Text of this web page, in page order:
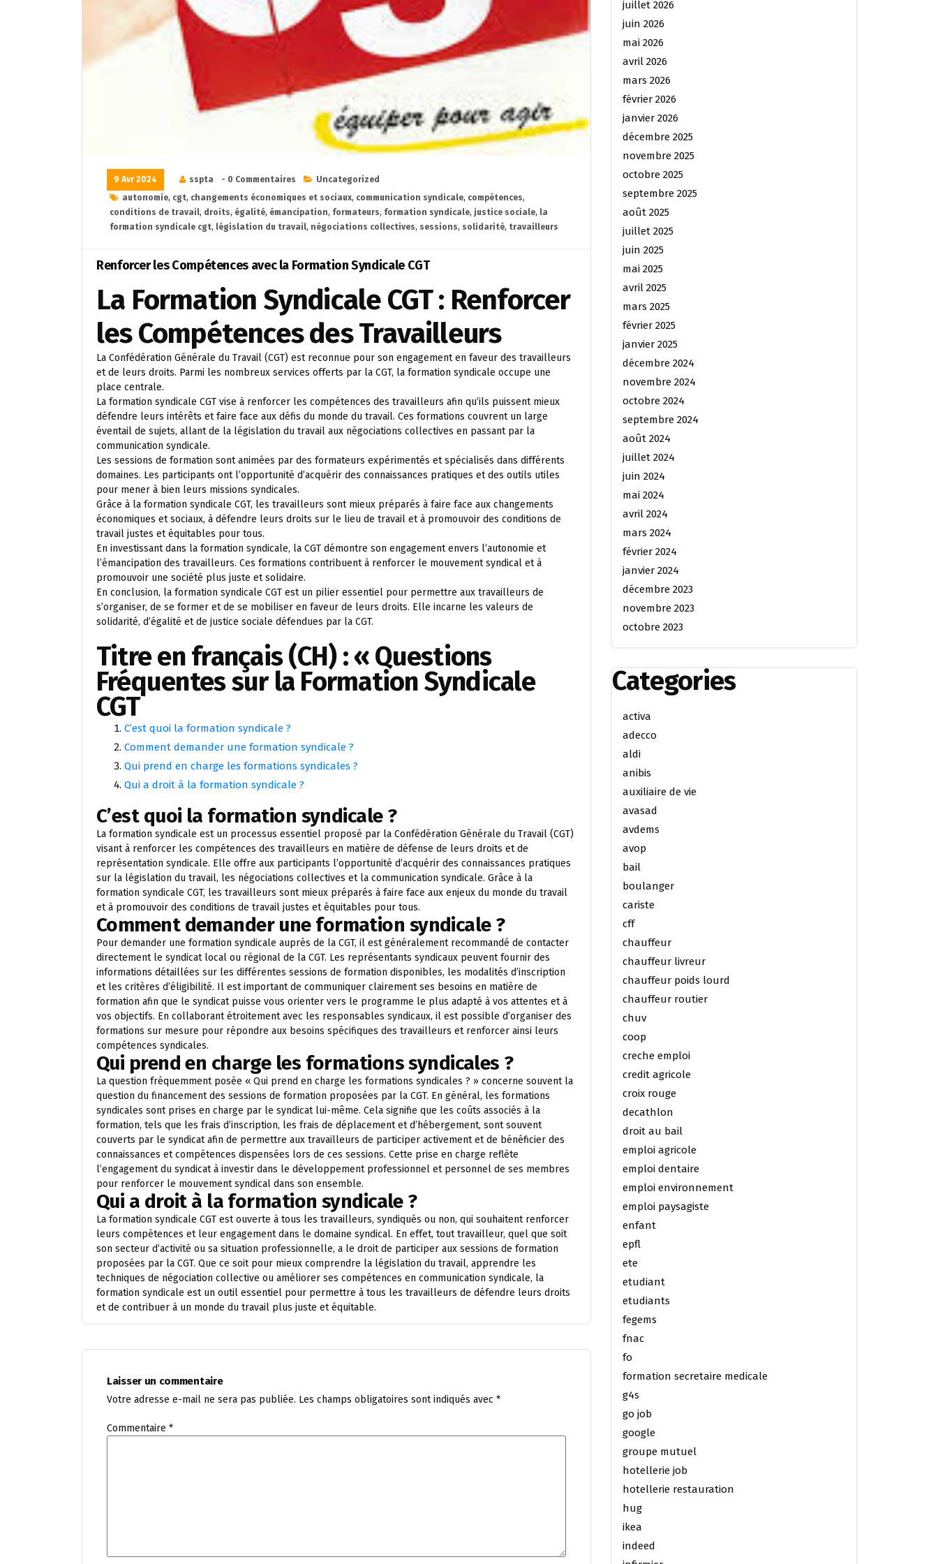
9 Avr 2024 sspta - 0 Commentaires
Uncategorized
autonomie, cgt, changements économiques et sociaux, communication syndicale, compétences,
conditions de travail, droits, égalité, émancipation, formateurs, formation syndicale, justice sociale, la
formation syndicale cgt, législation du travail, négociations collectives, sessions, solidarité, travailleurs
Renforcer les Compétences avec la Formation Syndicale CGT
La Formation Syndicale CGT : Renforcer
les Compétences des Travailleurs
La Confédération Générale du Travail (CGT) est reconnue pour son engagement en faveur des travailleurs
et de leurs droits. Parmi les nombreux services offerts par la CGT, la formation syndicale occupe une
place centrale.
La formation syndicale CGT vise à renforcer les compétences des travailleurs afin qu’ils puissent mieux
défendre leurs intérêts et faire face aux défis du monde du travail. Ces formations couvrent un large
éventail de sujets, allant de la législation du travail aux négociations collectives en passant par la
communication syndicale.
Les sessions de formation sont animées par des formateurs expérimentés et spécialisés dans différents
domaines. Les participants ont l’opportunité d’acquérir des connaissances pratiques et des outils utiles
pour mener à bien leurs missions syndicales.
Grâce à la formation syndicale CGT, les travailleurs sont mieux préparés à faire face aux changements
économiques et sociaux, à défendre leurs droits sur le lieu de travail et à promouvoir des conditions de
travail justes et équitables pour tous.
En investissant dans la formation syndicale, la CGT démontre son engagement envers l’autonomie et
l’émancipation des travailleurs. Ces formations contribuent à renforcer le mouvement syndical et à
promouvoir une société plus juste et solidaire.
En conclusion, la formation syndicale CGT est un pilier essentiel pour permettre aux travailleurs de
s’organiser, de se former et de se mobiliser en faveur de leurs droits. Elle incarne les valeurs de
solidarité, d’égalité et de justice sociale défendues par la CGT.
Titre en français (CH) : « Questions
Fréquentes sur la Formation Syndicale
CGT
C’est quoi la formation syndicale ?
Comment demander une formation syndicale ?
Qui prend en charge les formations syndicales ?
Qui a droit à la formation syndicale ?
C’est quoi la formation syndicale ?
La formation syndicale est un processus essentiel proposé par la Confédération Générale du Travail (CGT)
visant à renforcer les compétences des travailleurs en matière de défense de leurs droits et de
représentation syndicale. Elle offre aux participants l’opportunité d’acquérir des connaissances pratiques
sur la législation du travail, les négociations collectives et la communication syndicale. Grâce à la
formation syndicale CGT, les travailleurs sont mieux préparés à faire face aux enjeux du monde du travail
et à promouvoir des conditions de travail justes et équitables pour tous.
Comment demander une formation syndicale ?
Pour demander une formation syndicale auprès de la CGT, il est généralement recommandé de contacter
directement le syndicat local ou régional de la CGT. Les représentants syndicaux peuvent fournir des
informations détaillées sur les différentes sessions de formation disponibles, les modalités d’inscription
et les critères d’éligibilité. Il est important de communiquer clairement ses besoins en matière de
formation afin que le syndicat puisse vous orienter vers le programme le plus adapté à vos attentes et à
vos objectifs. En collaborant étroitement avec les responsables syndicaux, il est possible d’organiser des
formations sur mesure pour répondre aux besoins spécifiques des travailleurs et renforcer ainsi leurs
compétences syndicales.
Qui prend en charge les formations syndicales ?
La question fréquemment posée « Qui prend en charge les formations syndicales ? » concerne souvent la
question du financement des sessions de formation proposées par la CGT. En général, les formations
syndicales sont prises en charge par le syndicat lui-même. Cela signifie que les coûts associés à la
formation, tels que les frais d’inscription, les frais de déplacement et d’hébergement, sont souvent
couverts par le syndicat afin de permettre aux travailleurs de participer activement et de bénéficier des
connaissances et compétences dispensées lors de ces sessions. Cette prise en charge reflète
l’engagement du syndicat à investir dans le développement professionnel et personnel de ses membres
pour renforcer le mouvement syndical dans son ensemble.
Qui a droit à la formation syndicale ?
La formation syndicale CGT est ouverte à tous les travailleurs, syndiqués ou non, qui souhaitent renforcer
leurs compétences et leur engagement dans le domaine syndical. En effet, tout travailleur, quel que soit
son secteur d’activité ou sa situation professionnelle, a le droit de participer aux sessions de formation
proposées par la CGT. Que ce soit pour mieux comprendre la législation du travail, apprendre les
techniques de négociation collective ou améliorer ses compétences en communication syndicale, la
formation syndicale est un outil essentiel pour permettre à tous les travailleurs de défendre leurs droits
et de contribuer à un monde du travail plus juste et équitable.
Laisser un commentaire
Votre adresse e-mail ne sera pas publiée. Les champs obligatoires sont indiqués avec *
Commentaire *
juillet 2026
juin 2026
mai 2026
avril 2026
mars 2026
février 2026
janvier 2026
décembre 2025
novembre 2025
octobre 2025
septembre 2025
août 2025
juillet 2025
juin 2025
mai 2025
avril 2025
mars 2025
février 2025
janvier 2025
décembre 2024
novembre 2024
octobre 2024
septembre 2024
août 2024
juillet 2024
juin 2024
mai 2024
avril 2024
mars 2024
février 2024
janvier 2024
décembre 2023
novembre 2023
octobre 2023
Categories
activa
adecco
aldi
anibis
auxiliaire de vie
avasad
avdems
avop
bail
boulanger
cariste
cff
chauffeur
chauffeur livreur
chauffeur poids lourd
chauffeur routier
chuv
coop
creche emploi
credit agricole
croix rouge
decathlon
droit au bail
emploi agricole
emploi dentaire
emploi environnement
emploi paysagiste
enfant
epfl
ete
etudiant
etudiants
fegems
fnac
fo
formation secretaire medicale
g4s
go job
google
groupe mutuel
hotellerie job
hotellerie restauration
hug
ikea
indeed